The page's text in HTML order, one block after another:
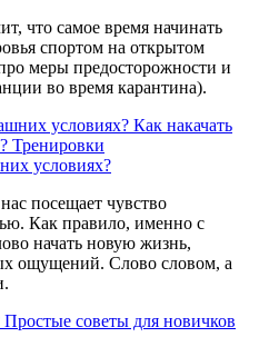
что самое время начинать
спортом на открытом
меры предосторожности и
во время карантина).
Как накачать
Тренировки
условиях?
посещает чувство
Как правило, именно с
начать новую жизнь,
ощущений. Слово словом, а